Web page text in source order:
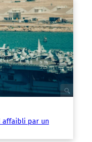
affaibli par un